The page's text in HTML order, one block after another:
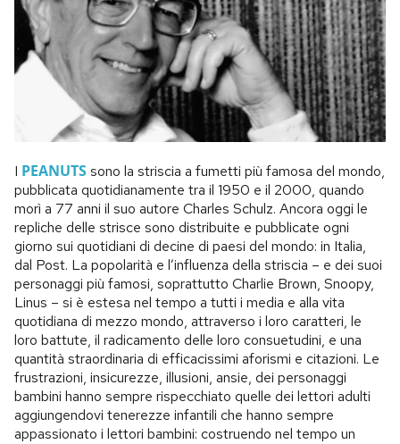
I PEANUTSsono la striscia a fumetti più famosa del mondo,
pubblicata quotidianamente tra il 1950 e il 2000, quando
morì a 77 anni il suo autore Charles Schulz. Ancora oggi le
repliche delle strisce sono distribuite e pubblicate ogni
giorno sui quotidiani di decine di paesi del mondo: in Italia,
dal Post. La popolarità e l’influenza della striscia – e dei suoi
personaggi più famosi, soprattutto Charlie Brown, Snoopy,
Linus – si è estesa nel tempo a tutti i media e alla vita
quotidiana di mezzo mondo, attraverso i loro caratteri, le
loro battute, il radicamento delle loro consuetudini, e una
quantità straordinaria di efficacissimi aforismi e citazioni. Le
frustrazioni, insicurezze, illusioni, ansie, dei personaggi
bambini hanno sempre rispecchiato quelle dei lettori adulti
aggiungendovi tenerezze infantili che hanno sempre
appassionato i lettori bambini: costruendo nel tempo un